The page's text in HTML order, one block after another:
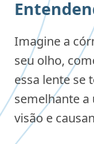
Imagine a
seu olho,
essa lente se
semelhante
visão e